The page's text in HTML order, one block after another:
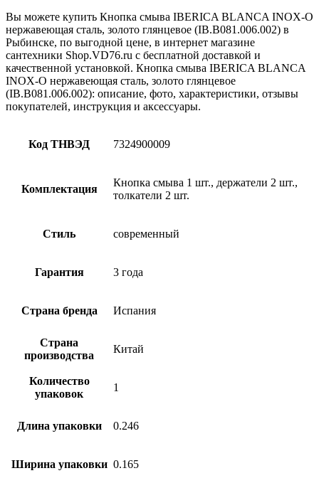
Вы можете купить Кнопка смыва IBERICA BLANCA INOX-O
нержавеющая сталь, золото глянцевое (IB.B081.006.002) в
Рыбинске, по выгодной цене, в интернет магазине
сантехники Shop.VD76.ru с бесплатной доставкой и
качественной установкой. Кнопка смыва IBERICA BLANCA
INOX-O нержавеющая сталь, золото глянцевое
(IB.B081.006.002): описание, фото, характеристики, отзывы
покупателей, инструкция и аксессуары.
Код ТНВЭД 7324900009
Комплектация
Кнопка смыва 1 шт., держатели 2 шт.,
толкатели 2 шт.
Стиль современный
Гарантия 3 года
Страна бренда Испания
Страна
производства
Китай
Количество
упаковок
1
Длина упаковки 0.246
Ширина упаковки 0.165